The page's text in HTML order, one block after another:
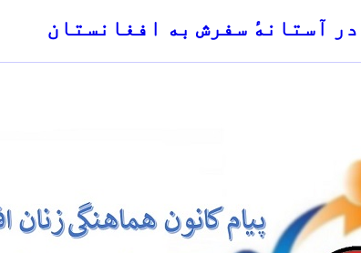
در آستانهٔ‌ سفرش به افغانستان